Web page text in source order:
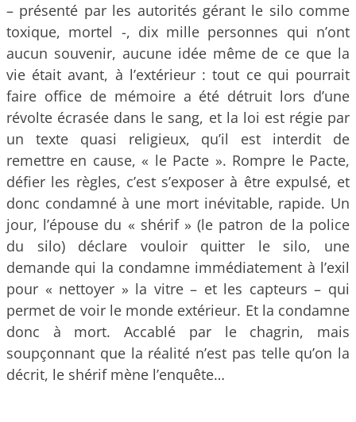
– présenté par les autorités gérant le silo comme
toxique, mortel -, dix mille personnes qui n’ont
aucun souvenir, aucune idée même de ce que la
vie était avant, à l’extérieur : tout ce qui pourrait
faire office de mémoire a été détruit lors d’une
révolte écrasée dans le sang, et la loi est régie par
un texte quasi religieux, qu’il est interdit de
remettre en cause, « le Pacte ». Rompre le Pacte,
défier les règles, c’est s’exposer à être expulsé, et
donc condamné à une mort inévitable, rapide. Un
jour, l’épouse du « shérif » (le patron de la police
du silo) déclare vouloir quitter le silo, une
demande qui la condamne immédiatement à l’exil
pour « nettoyer » la vitre – et les capteurs – qui
permet de voir le monde extérieur. Et la condamne
donc à mort. Accablé par le chagrin, mais
soupçonnant que la réalité n’est pas telle qu’on la
décrit, le shérif mène l’enquête…